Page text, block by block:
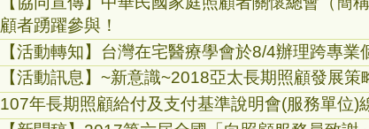
顧者踴躍參與！
【活動轉知】台灣在宅醫療學會於8/4辦理跨專
【活動訊息】~新意識~2018亞太長期照顧發展策
107年長期照顧給付及支付基準說明會(服務單位)